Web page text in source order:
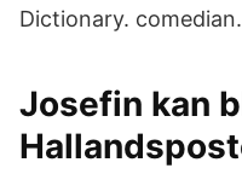
Dictionary. comedian.
Josefin kan